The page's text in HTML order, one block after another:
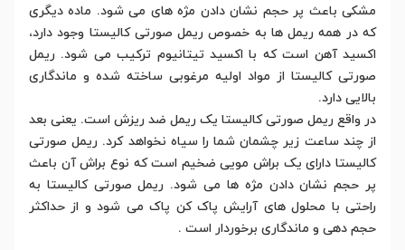
مشکی باعث پر حجم نشان دادن مژه های می شود. ماده دیگری
که در همه ریمل ها به خصوص ریمل صورتی کالیستا وجود دارد،
اکسید آهن است که با اکسید تیتانیوم ترکیب می شود. ریمل
صورتی کالیستا از مواد اولیه مرغوبی ساخته شده و ماندگاری
بالایی دارد.
در واقع ریمل صورتی کالیستا یک ریمل ضد ریزش است. یعنی بعد
از چند ساعت زیر چشمان شما را سیاه نخواهد کرد. ریمل صورتی
کالیستا دارای یک براش مویی ضخیم است که نوع براش آن باعث
پر حجم نشان دادن مژه ها می شود. ریمل صورتی کالیستا به
راحتی با محلول های آرایش پاک کن پاک می شود و از حداکثر
حجم دهی و ماندگاری برخوردار است .